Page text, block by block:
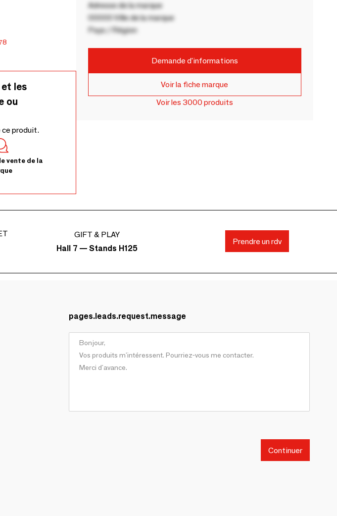
les
ou
ce produit.
vente de la
Adresse de la marque
00000 Ville de la marque
Pays / Région
Demande d'informations
Voir la fiche marque
Voir les 3000 produits
GIFT & PLAY
Hall 7 — Stands H125
Prendre un rdv
pages.leads.request.message
Continuer